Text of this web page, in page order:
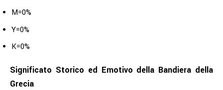
M=0%
Y=0%
K=0%
Significato Storico ed Emotivo della Bandiera della
Grecia